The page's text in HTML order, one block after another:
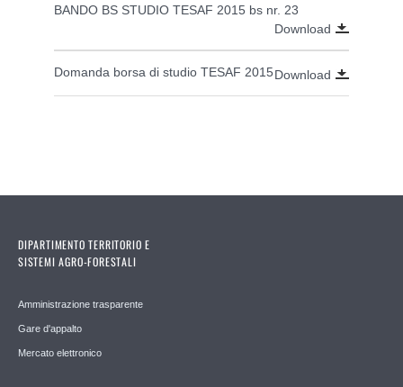
BANDO BS STUDIO TESAF 2015 bs nr. 23
Download
Domanda borsa di studio TESAF 2015Download
DIPARTIMENTO TERRITORIO E
SISTEMI AGRO-FORESTALI
Amministrazione trasparente
Gare d'appalto
Mercato elettronico